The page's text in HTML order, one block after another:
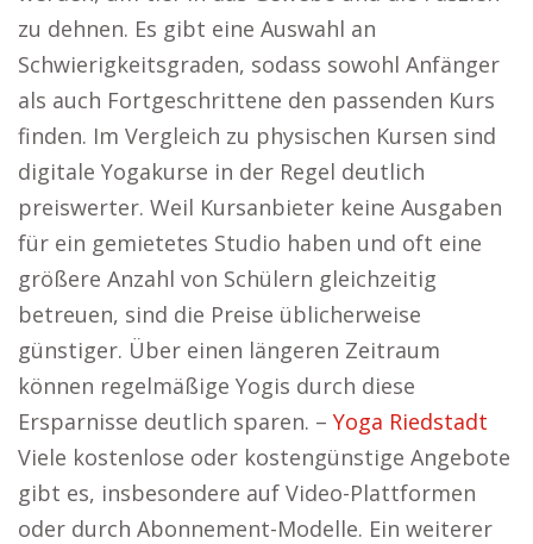
zu dehnen. Es gibt eine Auswahl an
Schwierigkeitsgraden, sodass sowohl Anfänger
als auch Fortgeschrittene den passenden Kurs
finden. Im Vergleich zu physischen Kursen sind
digitale Yogakurse in der Regel deutlich
preiswerter. Weil Kursanbieter keine Ausgaben
für ein gemietetes Studio haben und oft eine
größere Anzahl von Schülern gleichzeitig
betreuen, sind die Preise üblicherweise
günstiger. Über einen längeren Zeitraum
können regelmäßige Yogis durch diese
Ersparnisse deutlich sparen. – Yoga Riedstadt
Viele kostenlose oder kostengünstige Angebote
gibt es, insbesondere auf Video-Plattformen
oder durch Abonnement-Modelle. Ein weiterer